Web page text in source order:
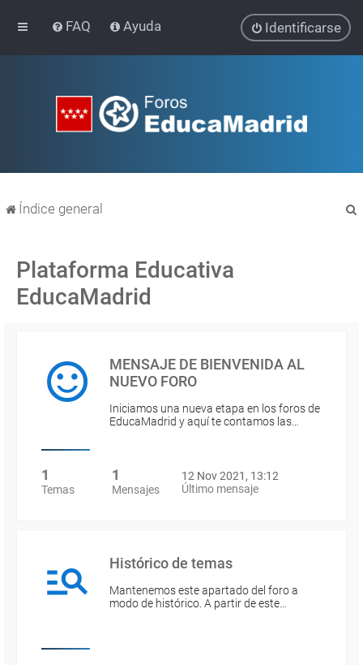
FAQ Ayuda Identificarse
Índice general
Plataforma Educativa
EducaMadrid
MENSAJE DE BIENVENIDA AL
NUEVO FORO
Iniciamos una nueva etapa en los foros de
EducaMadrid y aquí te contamos las…
1
Temas
1
Mensajes
12 Nov 2021, 13:12
Último mensaje
Histórico de temas
Mantenemos este apartado del foro a
modo de histórico. A partir de este…